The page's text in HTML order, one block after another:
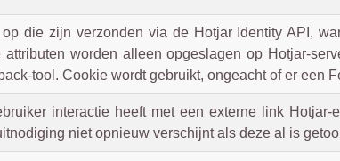
die zijn verzonden via de Hotjar Identity API,
attributen worden alleen opgeslagen op Hotjar-
tool. Cookie wordt gebruikt, ongeacht of er een
interactie heeft met een externe link Hotjar-
niet opnieuw verschijnt als deze al is